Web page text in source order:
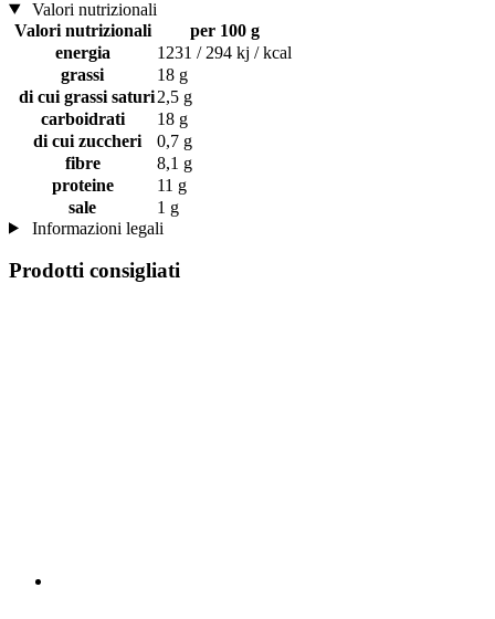
Valori nutrizionali
Valori nutrizionali
per 100 g
energia
1231 / 294 kj / kcal
grassi
18 g
di cui grassi saturi2,5 g
carboidrati
18 g
di cui zuccheri
0,7 g
fibre
8,1 g
proteine
11 g
sale
1 g
Informazioni legali
Prodotti consigliati